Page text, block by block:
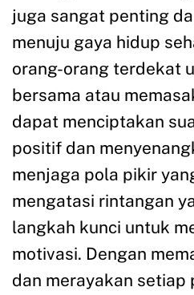
juga sangat penting
menuju gaya hidup
orang-orang terdekat
bersama atau
dapat menciptakan
positif dan
menjaga pola pikir
mengatasi rintangan
langkah kunci untuk
motivasi. Dengan
dan merayakan setiap